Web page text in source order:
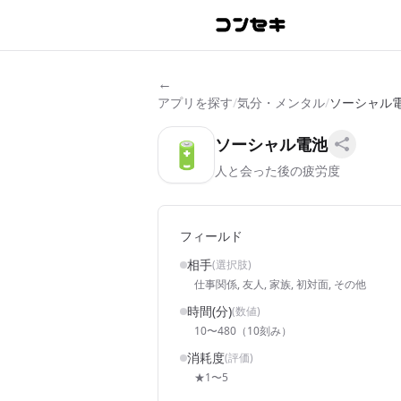
←
アプリを探す/気分・メンタル/ソーシャル
🔋 ソーシャル電池
人と会った後の疲労度
フィールド
相手(選択肢)
仕事関係, 友人, 家族, 初対面, その他
時間(分)(数値)
10〜480（10刻み）
消耗度(評価)
★1〜5